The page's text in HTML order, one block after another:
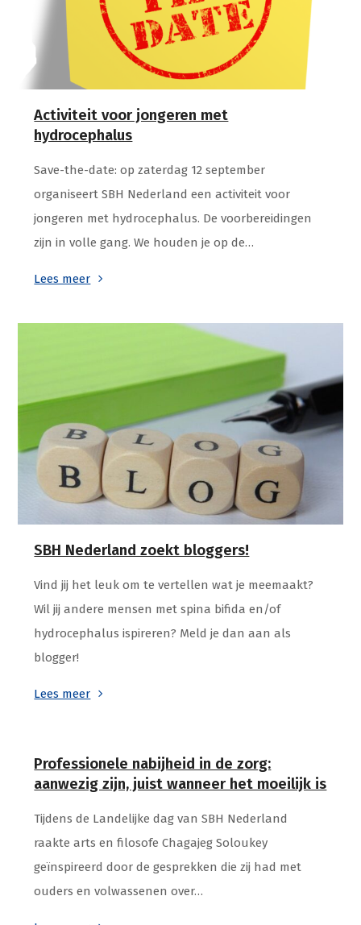
Activiteit voor jongeren met
hydrocephalus
Save-the-date: op zaterdag 12 september
organiseert SBH Nederland een activiteit voor
jongeren met hydrocephalus. De voorbereidingen
zijn in volle gang. We houden je op de…
Lees meer
SBH Nederland zoekt bloggers!
Vind jij het leuk om te vertellen wat je meemaakt?
Wil jij andere mensen met spina bifida en/of
hydrocephalus ispireren? Meld je dan aan als
blogger!
Lees meer
Professionele nabijheid in de zorg:
aanwezig zijn, juist wanneer het moeilijk is
Tijdens de Landelijke dag van SBH Nederland
raakte arts en filosofe Chagajeg Soloukey
geïnspireerd door de gesprekken die zij had met
ouders en volwassenen over…